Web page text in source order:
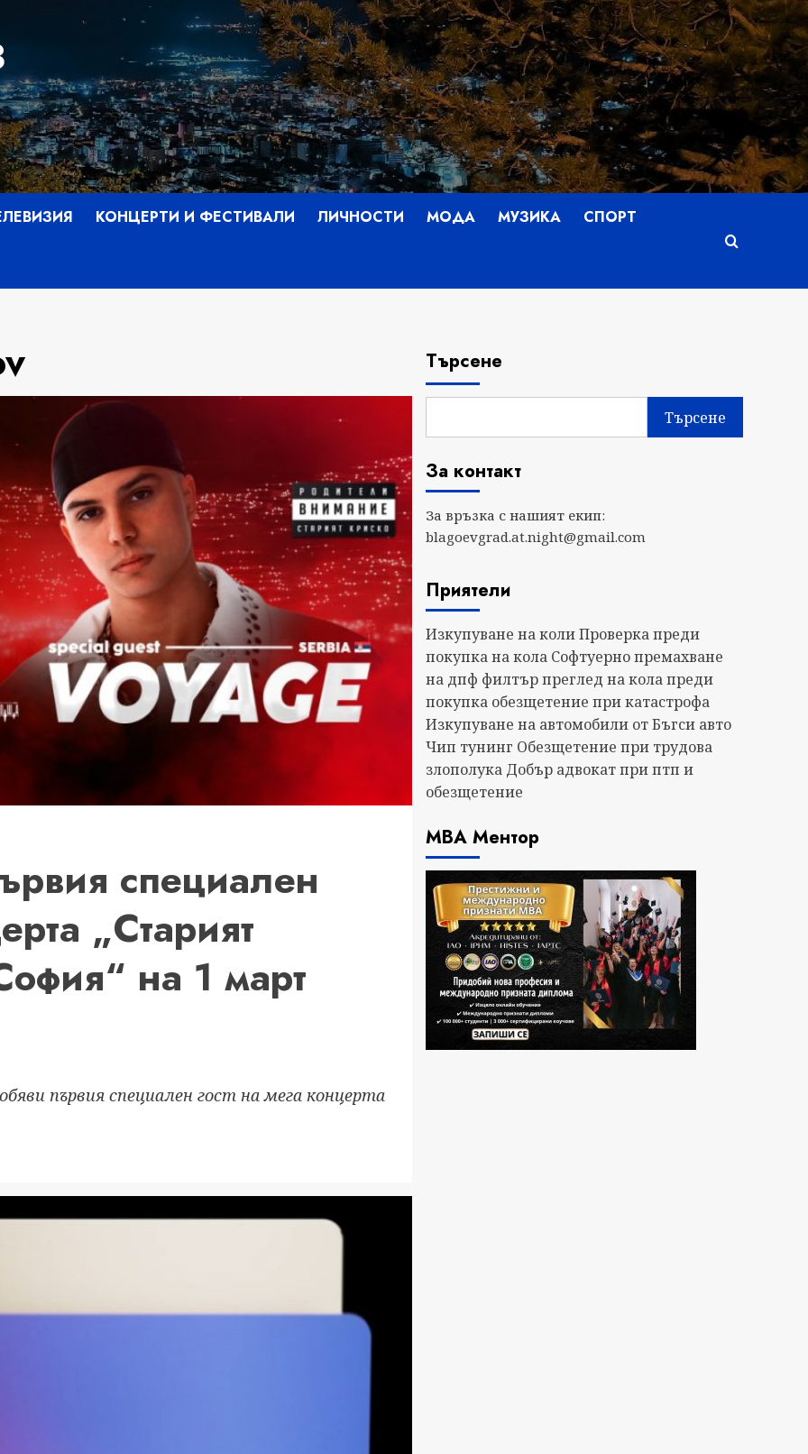
КОНЦЕРТИ И ФЕСТИВАЛИ ЛИЧНОСТИ МОДА МУЗИКА СПОРТ
специален
„Старият
на 1 март
първия специален гост на мега концерта
Търсене
Търсене
За контакт
За връзка с нашият екип:
blagoevgrad.at.night@gmail.com
Приятели
Изкупуване на коли Проверка преди
покупка на кола Софтуерно премахване
на дпф филтър преглед на кола преди
покупка обезщетение при катастрофа
Изкупуване на автомобили от Бъгси авто
Чип тунинг Обезщетение при трудова
злополука Добър адвокат при птп и
обезщетение
МВА Ментор